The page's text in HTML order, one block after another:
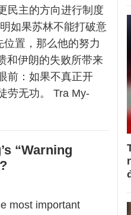
民主的方向进行制度
如果苏林不能打破意
位置，那么他的努力
和伊朗的失败所带来
前：如果不真正开
劳无功。 Tra My-
“Warning
most important